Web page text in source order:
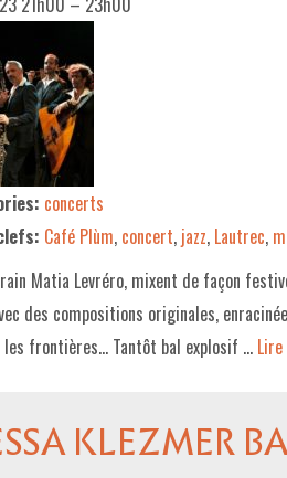
concerts
Café Plùm, concert, jazz, Lautrec,
Matia Levréro, mixent de façon
des compositions originales,
frontières… Tantôt bal explosif …
KLEZMER